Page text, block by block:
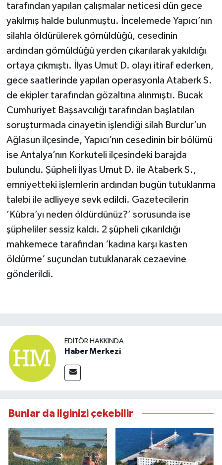
tarafından yapılan çalışmalar neticesi dün gece
yakılmış halde bulunmuştu. İncelemede Yapıcı’nın
silahla öldürülerek gömüldüğü, cesedinin
ardından gömüldüğü yerden çıkarılarak yakıldığı
ortaya çıkmıştı. İlyas Umut D. olayı itiraf ederken,
gece saatlerinde yapılan operasyonla Ataberk S.
de ekipler tarafından gözaltına alınmıştı. Bucak
Cumhuriyet Başsavcılığı tarafından başlatılan
soruşturmada cinayetin işlendiği silah Burdur’un
Ağlasun ilçesinde, Yapıcı’nın cesedinin bir bölümü
ise Antalya’nın Korkuteli ilçesindeki barajda
bulundu. Şüpheli İlyas Umut D. ile Ataberk S.,
emniyetteki işlemlerin ardından bugün tutuklanma
talebi ile adliyeye sevk edildi. Gazetecilerin
’Kübra’yı neden öldürdünüz?’ sorusunda ise
şüpheliler sessiz kaldı. 2 şüpheli çıkarıldığı
mahkemece tarafından ‘kadına karşı kasten
öldürme’ suçundan tutuklanarak cezaevine
gönderildi.
EDITÖR HAKKINDA
Haber Merkezi
Bunlar da ilginizi çekebilir